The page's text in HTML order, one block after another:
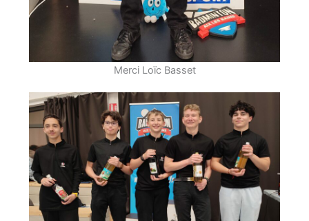
Merci Loïc Basset